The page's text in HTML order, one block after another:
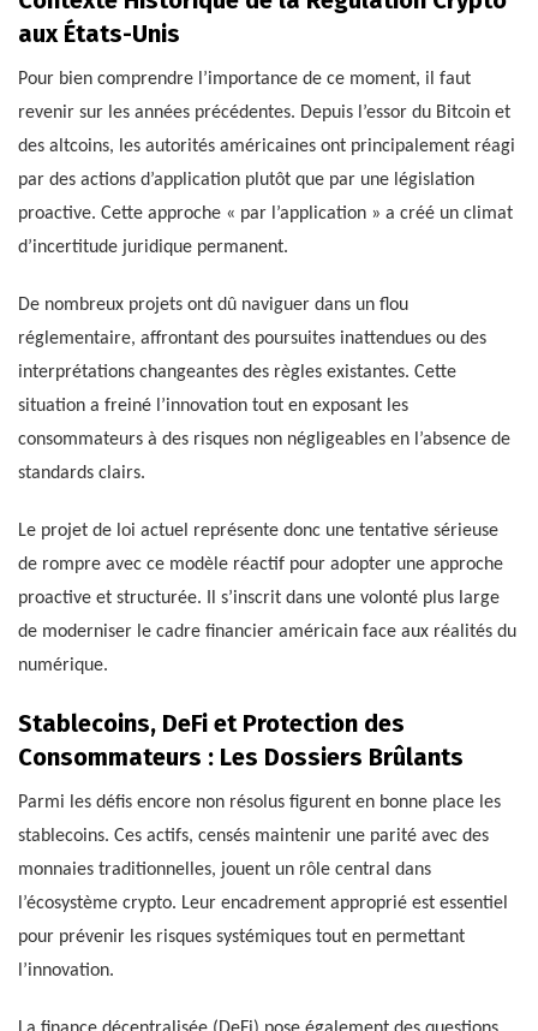
aux États-Unis
Pour bien comprendre l’importance de ce moment, il faut
revenir sur les années précédentes. Depuis l’essor du Bitcoin et
des altcoins, les autorités américaines ont principalement réagi
par des actions d’application plutôt que par une législation
proactive. Cette approche « par l’application » a créé un climat
d’incertitude juridique permanent.
De nombreux projets ont dû naviguer dans un flou
réglementaire, affrontant des poursuites inattendues ou des
interprétations changeantes des règles existantes. Cette
situation a freiné l’innovation tout en exposant les
consommateurs à des risques non négligeables en l’absence de
standards clairs.
Le projet de loi actuel représente donc une tentative sérieuse
de rompre avec ce modèle réactif pour adopter une approche
proactive et structurée. Il s’inscrit dans une volonté plus large
de moderniser le cadre financier américain face aux réalités du
numérique.
Stablecoins, DeFi et Protection des
Consommateurs : Les Dossiers Brûlants
Parmi les défis encore non résolus figurent en bonne place les
stablecoins. Ces actifs, censés maintenir une parité avec des
monnaies traditionnelles, jouent un rôle central dans
l’écosystème crypto. Leur encadrement approprié est essentiel
pour prévenir les risques systémiques tout en permettant
l’innovation.